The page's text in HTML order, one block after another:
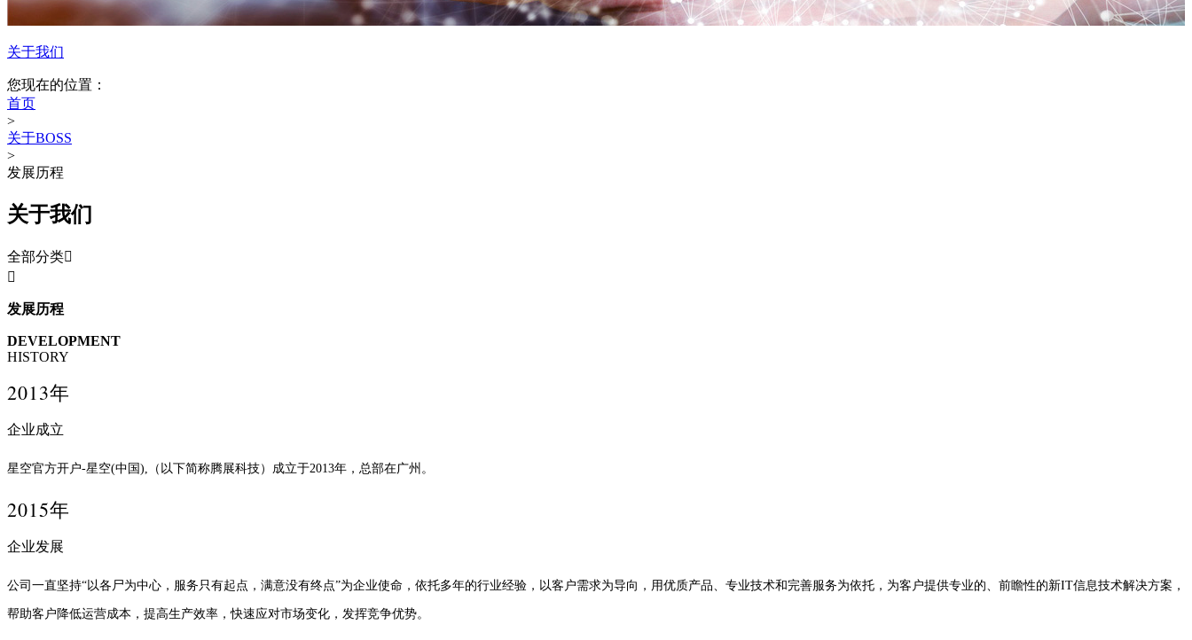
关于我们
您现在的位置：
首页
>
关于BOSS
>
发展历程
关于我们
全部分类

发展历程
DEVELOPMENT
HISTORY
2013年
企业成立
星空官方开户-星空(中国),（以下简称腾展科技）成立于2013年，总部在广州。
2015年
企业发展
公司一直坚持“以各尸为中心，服务只有起点，满意没有终点”为企业使命，依托多年的行业经验，以客户需求为导向，用优质产品、专业技术和完善服务为依托，为客户提供专业的、前瞻性的新IT信息技术解决方案，
帮助客户降低运营成本，提高生产效率，快速应对市场变化，发挥竞争优势。